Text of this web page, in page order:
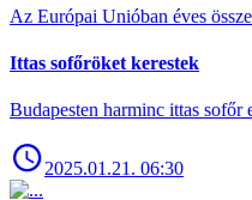
Az Európai Unióban éves
Ittas sofőröket kerestek
Budapesten harminc ittas
2025.01.21. 06:30